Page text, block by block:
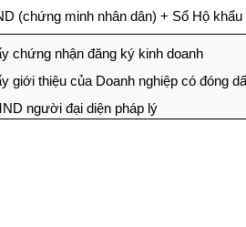
(chứng minh nhân dân) + Sổ Hộ khẩu
chứng nhận đăng ký kinh doanh
giới thiệu của Doanh nghiệp có đóng
người đại diện pháp lý